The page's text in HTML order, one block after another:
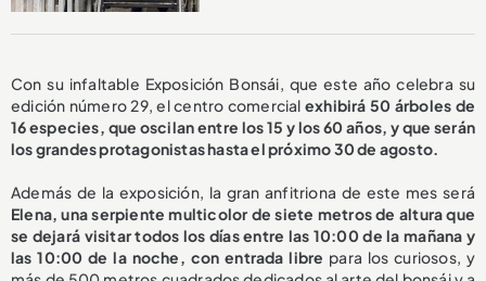
Con su infaltable Exposición Bonsái, que este año celebra su
edición número 29, el centro comercial exhibirá 50 árboles de
16 especies, que oscilan entre los 15 y los 60 años, y que serán
los grandes protagonistas hasta el próximo 30 de agosto.
Además de la exposición, la gran anfitriona de este mes será
Elena, una serpiente multicolor de siete metros de altura que
se dejará visitar todos los días entre las 10:00 de la mañana y
las 10:00 de la noche, con entrada libre para los curiosos, y